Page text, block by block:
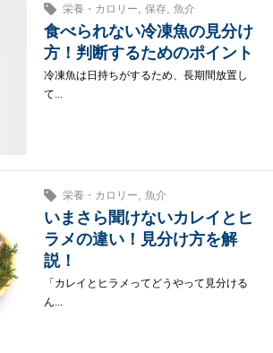
栄養・カロリー 保存, 魚介
食べられない冷凍魚の見分け
方！判断するためのポイント
冷凍魚は日持ちがするため、長期間放置し
て...
栄養・カロリー 魚介
いまさら聞けないカレイとヒ
ラメの違い！見分け方を解
説！
「カレイとヒラメってどうやって見分ける
ん...